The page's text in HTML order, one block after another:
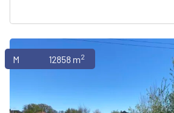
Magazyny12858 m2